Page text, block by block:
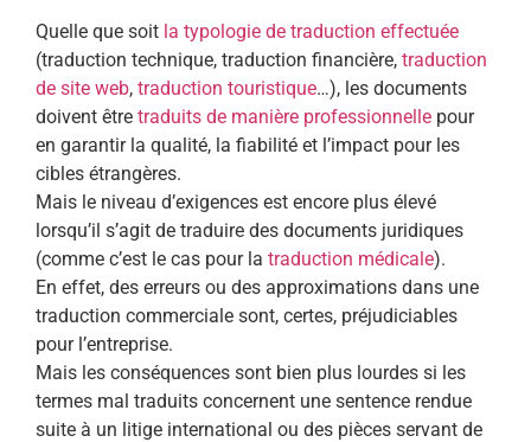
Quelle que soit la typologie de traduction effectuée
(traduction technique, traduction financière, traduction
de site web, traduction touristique…), les documents
doivent être traduits de manière professionnelle pour
en garantir la qualité, la fiabilité et l’impact pour les
cibles étrangères.
Mais le niveau d’exigences est encore plus élevé
lorsqu’il s’agit de traduire des documents juridiques
(comme c’est le cas pour la traduction médicale).
En effet, des erreurs ou des approximations dans une
traduction commerciale sont, certes, préjudiciables
pour l’entreprise.
Mais les conséquences sont bien plus lourdes si les
termes mal traduits concernent une sentence rendue
suite à un litige international ou des pièces servant de